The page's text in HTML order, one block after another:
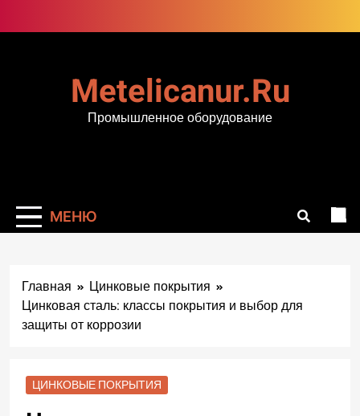
к
Metelicanur.ru
Промышленное оборудование
МЕНЮ
Главная
Цинковые покрытия
Цинковая сталь: классы покрытия и выбор для
защиты от коррозии
ЦИНКОВЫЕ ПОКРЫТИЯ